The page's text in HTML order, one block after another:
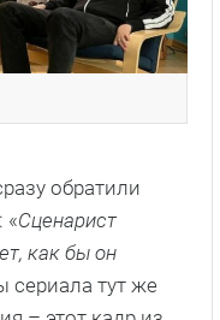
обратили
«Сценарист
как бы он
сериала тут же